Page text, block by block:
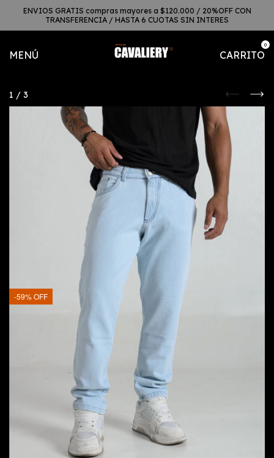
ENVIOS GRATIS compras mayores a $120.000 / 20%OFF CON
TRANSFERENCIA / HASTA 6 CUOTAS SIN INTERES
MENÚ CARRITO
0
1 / 3
-59%OFF